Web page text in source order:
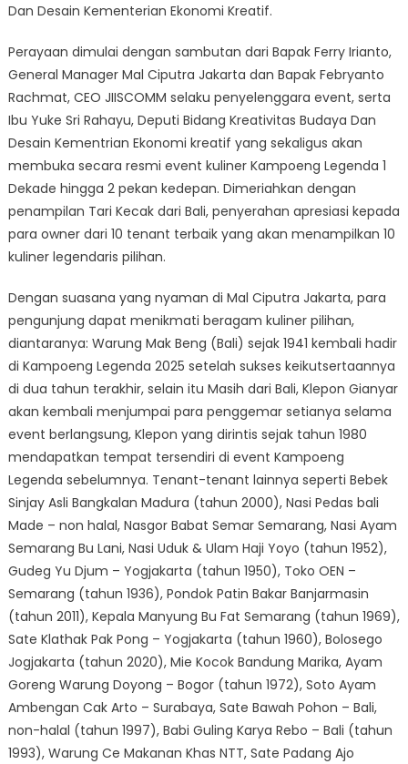
Dan Desain Kementerian Ekonomi Kreatif.
Perayaan dimulai dengan sambutan dari Bapak Ferry Irianto,
General Manager Mal Ciputra Jakarta dan Bapak Febryanto
Rachmat, CEO JIISCOMM selaku penyelenggara event, serta
Ibu Yuke Sri Rahayu, Deputi Bidang Kreativitas Budaya Dan
Desain Kementrian Ekonomi kreatif yang sekaligus akan
membuka secara resmi event kuliner Kampoeng Legenda 1
Dekade hingga 2 pekan kedepan. Dimeriahkan dengan
penampilan Tari Kecak dari Bali, penyerahan apresiasi kepada
para owner dari 10 tenant terbaik yang akan menampilkan 10
kuliner legendaris pilihan.
Dengan suasana yang nyaman di Mal Ciputra Jakarta, para
pengunjung dapat menikmati beragam kuliner pilihan,
diantaranya: Warung Mak Beng (Bali) sejak 1941 kembali hadir
di Kampoeng Legenda 2025 setelah sukses keikutsertaannya
di dua tahun terakhir, selain itu Masih dari Bali, Klepon Gianyar
akan kembali menjumpai para penggemar setianya selama
event berlangsung, Klepon yang dirintis sejak tahun 1980
mendapatkan tempat tersendiri di event Kampoeng
Legenda sebelumnya. Tenant-tenant lainnya seperti Bebek
Sinjay Asli Bangkalan Madura (tahun 2000), Nasi Pedas bali
Made – non halal, Nasgor Babat Semar Semarang, Nasi Ayam
Semarang Bu Lani, Nasi Uduk & Ulam Haji Yoyo (tahun 1952),
Gudeg Yu Djum – Yogjakarta (tahun 1950), Toko OEN –
Semarang (tahun 1936), Pondok Patin Bakar Banjarmasin
(tahun 2011), Kepala Manyung Bu Fat Semarang (tahun 1969),
Sate Klathak Pak Pong – Yogjakarta (tahun 1960), Bolosego
Jogjakarta (tahun 2020), Mie Kocok Bandung Marika, Ayam
Goreng Warung Doyong – Bogor (tahun 1972), Soto Ayam
Ambengan Cak Arto – Surabaya, Sate Bawah Pohon – Bali,
non-halal (tahun 1997), Babi Guling Karya Rebo – Bali (tahun
1993), Warung Ce Makanan Khas NTT, Sate Padang Ajo